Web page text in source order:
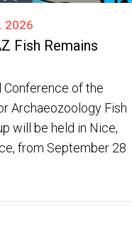
Fish Remains
Conference of the
Archaeozoology Fish
will be held in Nice,
from September 28